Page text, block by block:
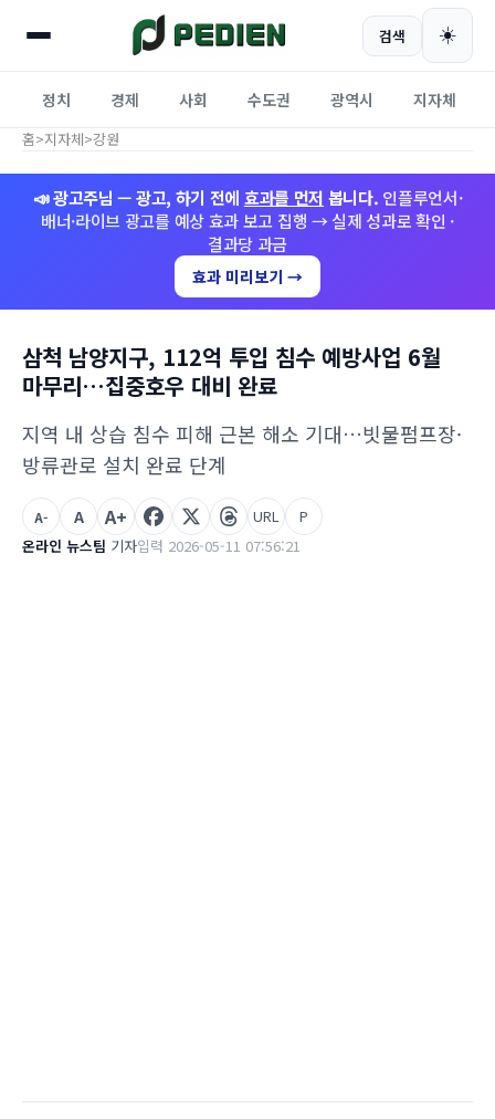
검색 ☀️
정치 경제 사회 수도권 광역시 지자체
홈>지자체>강원
📣 광고주님 — 광고, 하기 전에 효과를 먼저 봅니다. 인플루언서·
배너·라이브 광고를 예상 효과 보고 집행 → 실제 성과로 확인 ·
결과당 과금
효과 미리보기 →
삼척 남양지구, 112억 투입 침수 예방사업 6월
마무리…집중호우 대비 완료
지역 내 상습 침수 피해 근본 해소 기대…빗물펌프장·
방류관로 설치 완료 단계
온라인 뉴스팀 기자입력 2026-05-11 07:56:21
A- A A+ URL P